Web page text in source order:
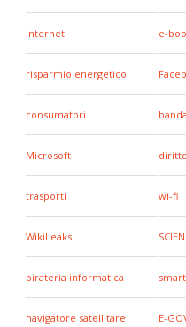
internet e-
risparmio energetico
consumatori
Microsoft
trasporti wi-fi
WikiLeaks
pirateria informatica
navigatore satellitare E-